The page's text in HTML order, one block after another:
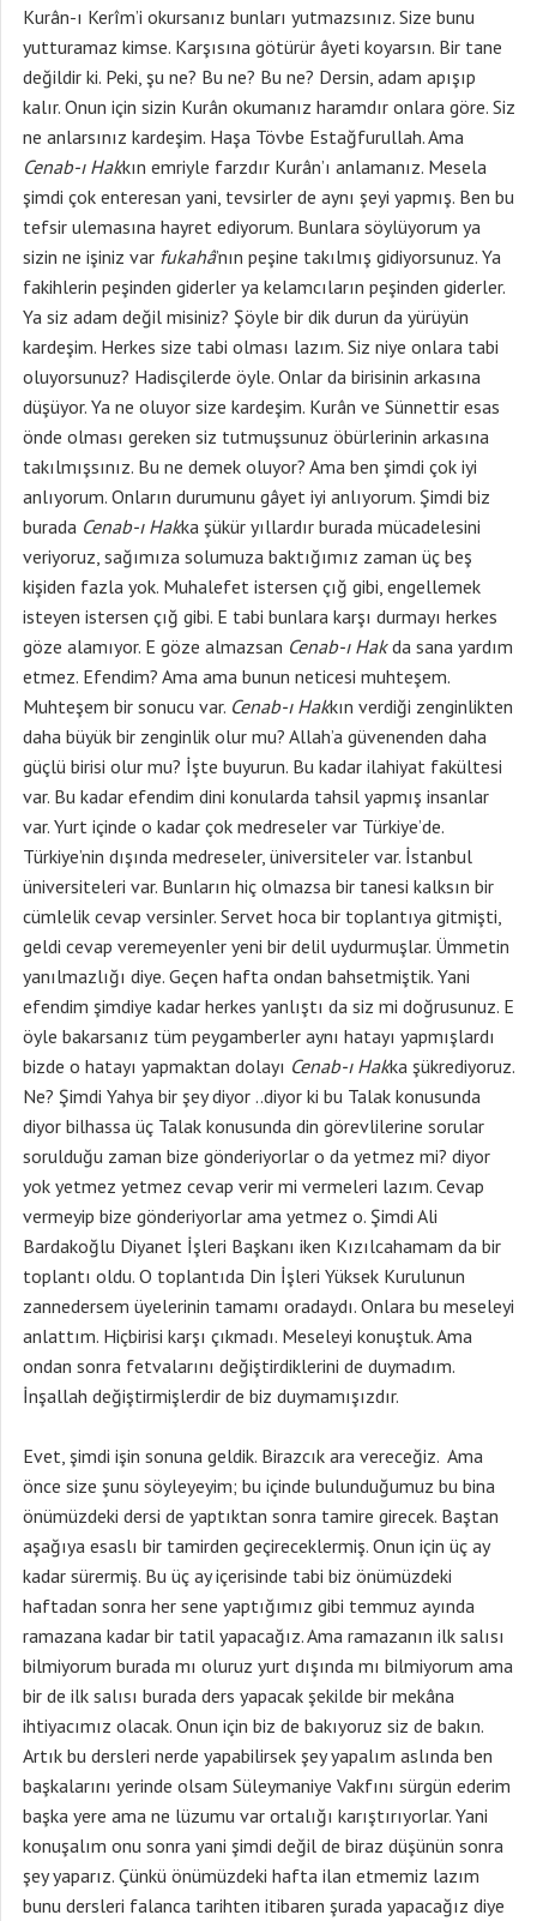
Kurân-ı Kerîm’i okursanız bunları yutmazsınız. Size bunu
yutturamaz kimse. Karşısına götürür âyeti koyarsın. Bir tane
değildir ki. Peki, şu ne? Bu ne? Bu ne? Dersin, adam apışıp
kalır. Onun için sizin Kurân okumanız haramdır onlara göre. Siz
ne anlarsınız kardeşim. Haşa Tövbe Estağfurullah. Ama
Cenab-ı Hakkın emriyle farzdır Kurân’ı anlamanız. Mesela
şimdi çok enteresan yani, tevsirler de aynı şeyi yapmış. Ben bu
tefsir ulemasına hayret ediyorum. Bunlara söylüyorum ya
sizin ne işiniz var fukahâ’nın peşine takılmış gidiyorsunuz. Ya
fakihlerin peşinden giderler ya kelamcıların peşinden giderler.
Ya siz adam değil misiniz? Şöyle bir dik durun da yürüyün
kardeşim. Herkes size tabi olması lazım. Siz niye onlara tabi
oluyorsunuz? Hadisçilerde öyle. Onlar da birisinin arkasına
düşüyor. Ya ne oluyor size kardeşim. Kurân ve Sünnettir esas
önde olması gereken siz tutmuşsunuz öbürlerinin arkasına
takılmışsınız. Bu ne demek oluyor? Ama ben şimdi çok iyi
anlıyorum. Onların durumunu gâyet iyi anlıyorum. Şimdi biz
burada Cenab-ı Hakka şükür yıllardır burada mücadelesini
veriyoruz, sağımıza solumuza baktığımız zaman üç beş
kişiden fazla yok. Muhalefet istersen çığ gibi, engellemek
isteyen istersen çığ gibi. E tabi bunlara karşı durmayı herkes
göze alamıyor. E göze almazsan Cenab-ı Hakda sana yardım
etmez. Efendim? Ama ama bunun neticesi muhteşem.
Muhteşem bir sonucu var. Cenab-ı Hakkın verdiği zenginlikten
daha büyük bir zenginlik olur mu? Allah’a güvenenden daha
güçlü birisi olur mu? İşte buyurun. Bu kadar ilahiyat fakültesi
var. Bu kadar efendim dini konularda tahsil yapmış insanlar
var. Yurt içinde o kadar çok medreseler var Türkiye’de.
Türkiye’nin dışında medreseler, üniversiteler var. İstanbul
üniversiteleri var. Bunların hiç olmazsa bir tanesi kalksın bir
cümlelik cevap versinler. Servet hoca bir toplantıya gitmişti,
geldi cevap veremeyenler yeni bir delil uydurmuşlar. Ümmetin
yanılmazlığı diye. Geçen hafta ondan bahsetmiştik. Yani
efendim şimdiye kadar herkes yanlıştı da siz mi doğrusunuz. E
öyle bakarsanız tüm peygamberler aynı hatayı yapmışlardı
bizde o hatayı yapmaktan dolayı Cenab-ı Hakka şükrediyoruz.
Ne? Şimdi Yahya bir şey diyor ..diyor ki bu Talak konusunda
diyor bilhassa üç Talak konusunda din görevlilerine sorular
sorulduğu zaman bize gönderiyorlar o da yetmez mi? diyor
yok yetmez yetmez cevap verir mi vermeleri lazım. Cevap
vermeyip bize gönderiyorlar ama yetmez o. Şimdi Ali
Bardakoğlu Diyanet İşleri Başkanı iken Kızılcahamam da bir
toplantı oldu. O toplantıda Din İşleri Yüksek Kurulunun
zannedersem üyelerinin tamamı oradaydı. Onlara bu meseleyi
anlattım. Hiçbirisi karşı çıkmadı. Meseleyi konuştuk. Ama
ondan sonra fetvalarını değiştirdiklerini de duymadım.
İnşallah değiştirmişlerdir de biz duymamışızdır.
Evet, şimdi işin sonuna geldik. Birazcık ara vereceğiz. Ama
önce size şunu söyleyeyim; bu içinde bulunduğumuz bu bina
önümüzdeki dersi de yaptıktan sonra tamire girecek. Baştan
aşağıya esaslı bir tamirden geçireceklermiş. Onun için üç ay
kadar sürermiş. Bu üç ay içerisinde tabi biz önümüzdeki
haftadan sonra her sene yaptığımız gibi temmuz ayında
ramazana kadar bir tatil yapacağız. Ama ramazanın ilk salısı
bilmiyorum burada mı oluruz yurt dışında mı bilmiyorum ama
bir de ilk salısı burada ders yapacak şekilde bir mekâna
ihtiyacımız olacak. Onun için biz de bakıyoruz siz de bakın.
Artık bu dersleri nerde yapabilirsek şey yapalım aslında ben
başkalarını yerinde olsam Süleymaniye Vakfını sürgün ederim
başka yere ama ne lüzumu var ortalığı karıştırıyorlar. Yani
konuşalım onu sonra yani şimdi değil de biraz düşünün sonra
şey yaparız. Çünkü önümüzdeki hafta ilan etmemiz lazım
bunu dersleri falanca tarihten itibaren şurada yapacağız diye